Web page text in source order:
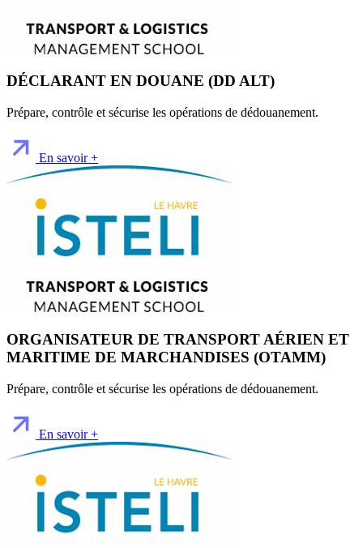
DÉCLARANT EN DOUANE (DD ALT)
Prépare, contrôle et sécurise les opérations de dédouanement.
En savoir +
ORGANISATEUR DE TRANSPORT AÉRIEN ET
MARITIME DE MARCHANDISES (OTAMM)
Prépare, contrôle et sécurise les opérations de dédouanement.
En savoir +